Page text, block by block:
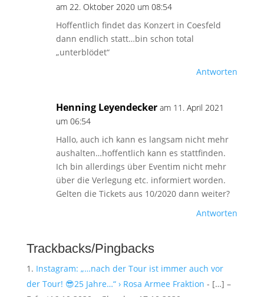
am 22. Oktober 2020 um 08:54
Hoffentlich findet das Konzert in Coesfeld
dann endlich statt…bin schon total
„unterblödet“
Antworten
Henning Leyendecker am 11. April 2021
um 06:54
Hallo, auch ich kann es langsam nicht mehr
aushalten…hoffentlich kann es stattfinden.
Ich bin allerdings über Eventim nicht mehr
über die Verlegung etc. informiert worden.
Gelten die Tickets aus 10/2020 dann weiter?
Antworten
Trackbacks/Pingbacks
Instagram: „…nach der Tour ist immer auch vor
der Tour! 😎25 Jahre…“ › Rosa Armee Fraktion - […] –